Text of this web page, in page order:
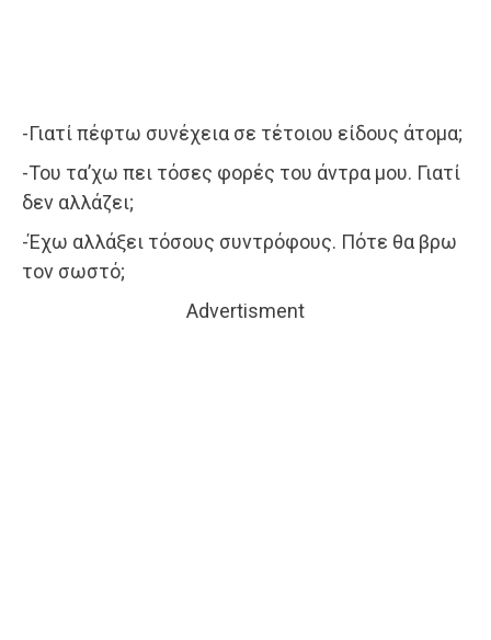
-Γιατί πέφτω συνέχεια σε τέτοιου είδους άτομα;
-Του τα’χω πει τόσες φορές του άντρα μου. Γιατί
δεν αλλάζει;
-Έχω αλλάξει τόσους συντρόφους. Πότε θα βρω
τον σωστό;
Advertisment